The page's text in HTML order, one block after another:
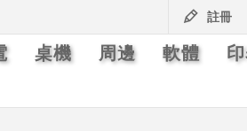
註冊
桌機 周邊 軟體